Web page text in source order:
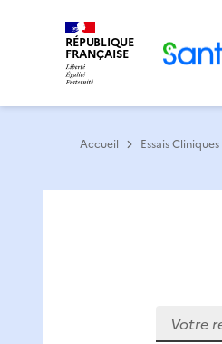
RÉPUBLIQUE
FRANÇAISE
Accueil Essais Cliniques
Votre